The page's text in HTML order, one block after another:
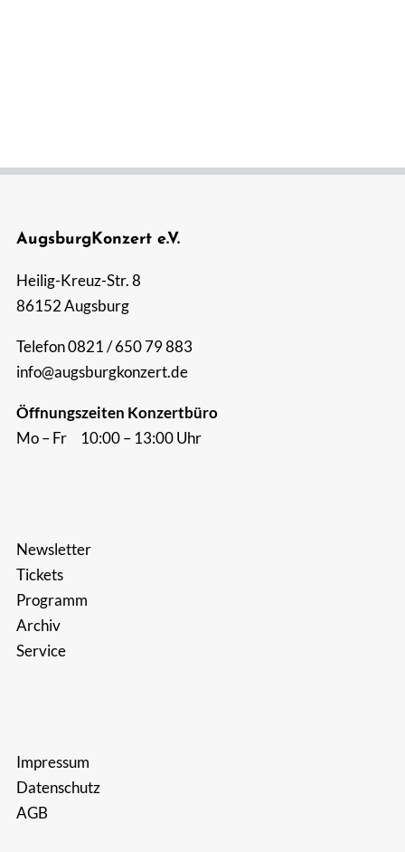
AugsburgKonzert e.V.
Heilig-Kreuz-Str. 8
86152 Augsburg
Telefon 0821 / 650 79 883
info@augsburgkonzert.de
Öffnungszeiten Konzertbüro
Mo – Fr 10:00 – 13:00 Uhr
Newsletter
Tickets
Programm
Archiv
Service
Impressum
Datenschutz
AGB